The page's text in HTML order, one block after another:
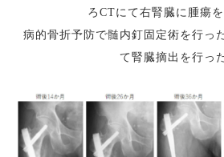
ろCTにて右腎臓に腫瘍を
病的骨折予防で髄内釘固定術を行っ
て腎臓摘出を行っ